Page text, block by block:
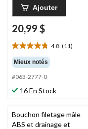
Ajouter
20,99 $
4.8 (11)
4.8
étoile(s)
sur
5.
11
Mieux notés
#063-2777-0
16 En Stock
Bouchon filetage mâle
ABS et drainage et